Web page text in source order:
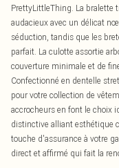
PrettyLittleThing. La bralette
audacieux avec un délicat
séduction, tandis que les
parfait. La culotte assortie
couverture minimale et de
Confectionné en dentelle
pour votre collection de
accrocheurs en font le choix
distinctive alliant esthétique
touche d'assurance à votre
direct et affirmé qui fait la